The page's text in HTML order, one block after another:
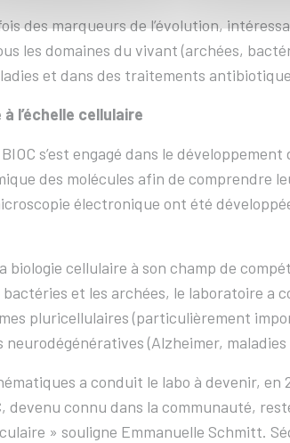
des marqueurs de l’évolution,
les domaines du vivant (archées,
et dans des traitements
l’échelle cellulaire
BIOC s’est engagé dans le
des molécules afin de comprendre
électronique ont été
biologie cellulaire à son champ de
et les archées, le laboratoire a
pluricellulaires (particulièrement
neurodégénératives (Alzheimer,
a conduit le labo à devenir,
devenu connu dans la communauté,
» souligne Emmanuelle Schmitt.